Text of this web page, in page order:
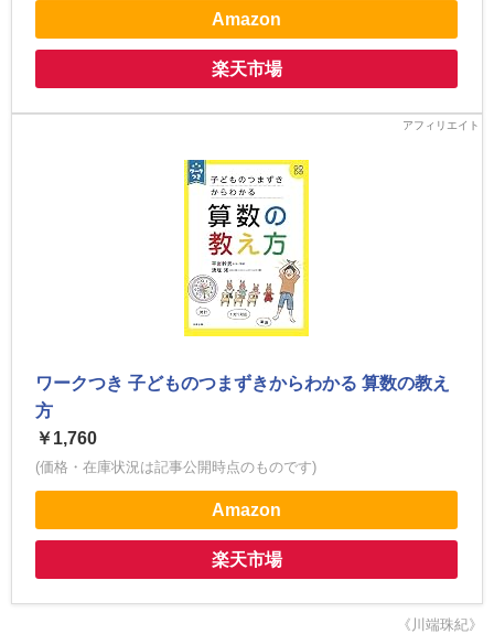
Amazon
楽天市場
ワークつき 子どものつまずきからわかる 算数の教え
方
￥1,760
(価格・在庫状況は記事公開時点のものです)
Amazon
楽天市場
《川端珠紀》